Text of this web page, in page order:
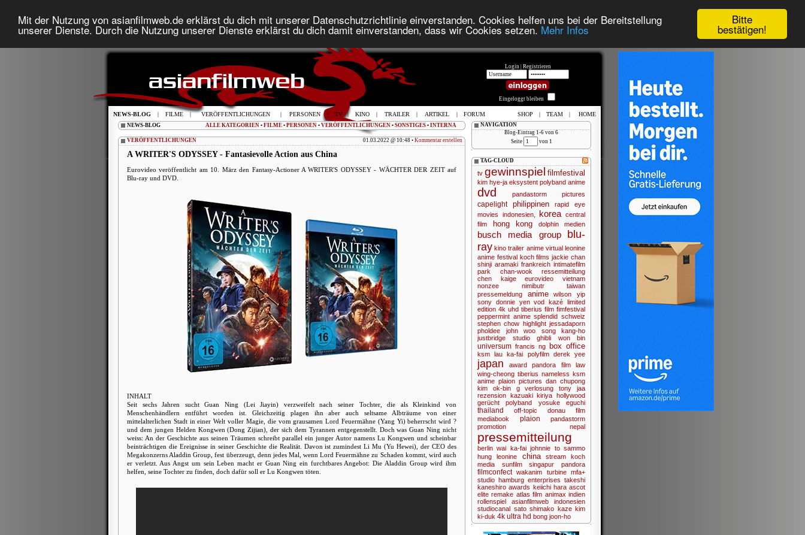
Bitte
bestätigen!
Mit der Nutzung von asianfilmweb.de erklärst du dich mit unserer Datenschutzrichtlinie einverstanden. Cookies helfen uns bei der Bereitstellung
unserer Dienste. Durch die Nutzung unserer Dienste erklärst du dich damit einverstanden, dass wir Cookies setzen. Mehr Infos
NEWS-BLOG | FILME | VERÖFFENTLICHUNGEN | PERSONEN | TV | KINO | TRAILER | ARTIKEL | FORUM SHOP | TEAM | HOME
Login | Registrieren
Eingeloggt bleiben
ALLE KATEGORIEN • FILME • PERSONEN • VERÖFFENTLICHUNGEN • SONSTIGES • INTERNA
NEWS-BLOG
01.03.2022 @ 10:48 • Kommentar erstellen
VERÖFFENTLICHUNGEN
A WRITER'S ODYSSEY - Fantasievolle Action aus China
Eurovideo veröffentlicht am 10. März den Fantasy-Actioner A WRITER'S ODYSSEY - WÄCHTER DER ZEIT auf
Blu-ray und DVD.
INHALT
Seit sechs Jahren sucht Guan Ning (Lei Jiayin) verzweifelt nach seiner Tochter, die als Kleinkind von
Menschenhändlern entführt worden ist. Gleichzeitig plagen ihn aber auch seltsame Albträume von einer
mittelalterlichen Stadt in einer Welt voller Magie, die vom grausamen Lord Feuermähne (Yang Yi) beherrscht wird ?
und dem jungen Helden Kongwen (Dong Zijian), der sich dem Tyrannen entgegenstellt. Doch was Guan Ning nicht
weiss: An der Geschichte aus seinen Träumen schreibt parallel ein junger Autor namens Lu Kongwen und scheinbar
beinträchtigen die Ereignisse in seiner Geschichte die Realität. Davon ist zumindest Li Mu (Yu Hewei), der CEO des
Megakonzerns Aladdin Group, fest überzeugt, denn jedes Mal, wenn Lord Feuermähne zu Schaden kommt, wird auch
er verletzt. Aus Angst um sein Leben macht er Guan Ning ein furchtbares Angebot: Die Aladdin Group wird ihm
helfen, seine Tochter zu finden, doch dafür soll er Lu Kongwen töten.
NAVIGATION
Blog-Eintrag 1-6 von 6
Seite
von 1
TAG-CLOUD
tv gewinnspiel filmfestival
kim hye-ja eksystent polyband anime
dvd pandastorm pictures
capelight philippinen
rapid eye
movies
indonesien, korea central
film
hong kong dolphin medien
busch media group
blu-
ray kino trailer anime virtual leonine
anime festival koch films jackie chan
shinji aramaki frankreich intimatefilm
park chan-wook
ressemitteilung
chen kaige
eurovideo
vietnam
nonzee nimibutr
taiwan
pressemeldung
anime
wilson yip
sony donnie yen vod kazé limited
edition 4k uhd tiberius film fimfestival
peppermint anime splendid schweiz
stephen chow highlight jessadaporn
pholdee
john woo
song kang-ho
justbridge
studio ghibli won bin
universum francis ng box office
ksm lau ka-fai polyfilm derek yee
japan award pandora film
law
wing-cheong tiberius nameless ksm
anime plaion pictures dan chupong
kim ok-bin
g verlosung
tony jaa
rezension kazuaki kiriya hollywood
gerücht
polyband yosuke eguchi
thailand off-topic
donau film
mediabook
plaion
pandastorm
promotion
nepal
pressemitteilung
berlin wai ka-fai johnnie to sammo
hung
leonine china stream
koch
media
sunfilm singapur pandora
filmconfect wakanim turbine
mfa+
studio hamburg enterprises takeshi
kaneshiro awards keiichi hara ascot
elite remake atlas film animax indien
rollenspiel
asianfilmweb
indonesien
studiocanal sato shimako kaze kim
ki-duk 4k ultra hd bong joon-ho